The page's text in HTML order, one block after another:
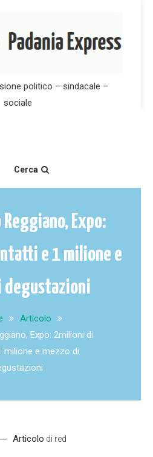
politico – sindacale –
sociale
Cerca
Expo:
e 1 milione e
degustazioni
Articolo
Expo: 2milioni di
milione e mezzo di
Articolo di red